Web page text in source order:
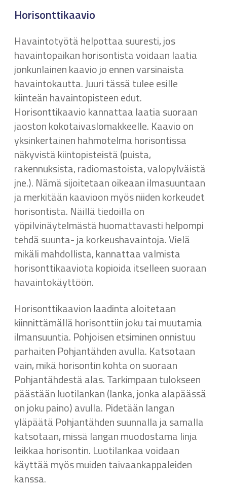
Horisonttikaavio
Havaintotyötä helpottaa suuresti, jos
havaintopaikan horisontista voidaan laatia
jonkunlainen kaavio jo ennen varsinaista
havaintokautta. Juuri tässä tulee esille
kiinteän havaintopisteen edut.
Horisonttikaavio kannattaa laatia suoraan
jaoston kokotaivaslomakkeelle. Kaavio on
yksinkertainen hahmotelma horisontissa
näkyvistä kiintopisteistä (puista,
rakennuksista, radiomastoista, valopylväistä
jne.). Nämä sijoitetaan oikeaan ilmasuuntaan
ja merkitään kaavioon myös niiden korkeudet
horisontista. Näillä tiedoilla on
yöpilvinäytelmästä huomattavasti helpompi
tehdä suunta- ja korkeushavaintoja. Vielä
mikäli mahdollista, kannattaa valmista
horisonttikaaviota kopioida itselleen suoraan
havaintokäyttöön.
Horisonttikaavion laadinta aloitetaan
kiinnittämällä horisonttiin joku tai muutamia
ilmansuuntia. Pohjoisen etsiminen onnistuu
parhaiten Pohjantähden avulla. Katsotaan
vain, mikä horisontin kohta on suoraan
Pohjantähdestä alas. Tarkimpaan tulokseen
päästään luotilankan (lanka, jonka alapäässä
on joku paino) avulla. Pidetään langan
yläpäätä Pohjantähden suunnalla ja samalla
katsotaan, missä langan muodostama linja
leikkaa horisontin. Luotilankaa voidaan
käyttää myös muiden taivaankappaleiden
kanssa.